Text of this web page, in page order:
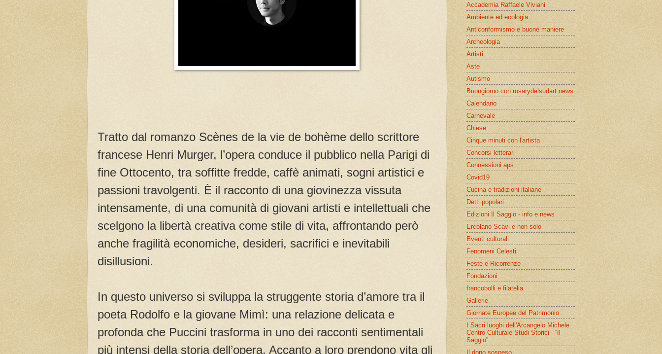
Tratto dal romanzo Scènes de la vie de bohème dello scrittore
francese Henri Murger, l’opera conduce il pubblico nella Parigi di
fine Ottocento, tra soffitte fredde, caffè animati, sogni artistici e
passioni travolgenti. È il racconto di una giovinezza vissuta
intensamente, di una comunità di giovani artisti e intellettuali che
scelgono la libertà creativa come stile di vita, affrontando però
anche fragilità economiche, desideri, sacrifici e inevitabili
disillusioni.
In questo universo si sviluppa la struggente storia d’amore tra il
poeta Rodolfo e la giovane Mimì: una relazione delicata e
profonda che Puccini trasforma in uno dei racconti sentimentali
più intensi della storia dell’opera. Accanto a loro prendono vita gli
Accademia Raffaele Viviani
Ambiente ed ecologia
Anticonformismo e buone maniere
Archeologia
Artisti
Aste
Autismo
Buongiorno con rosarydelsudart news
Calendario
Carnevale
Chiese
Cinque minuti con l'artista
Concorsi letterari
Connessioni aps
Covid19
Cucina e tradizioni italiane
Detti popolari
Edizioni Il Saggio - info e news
Ercolano Scavi e non solo
Eventi culturali
Fenomeni Celesti
Feste e Ricorrenze
Fondazioni
francobolli e filatelia
Gallerie
Giornate Europee del Patrimonio
I Sacri luoghi dell'Arcangelo Michele
Centro Culturale Studi Storici - “Il
Saggio”
Il dono sospeso